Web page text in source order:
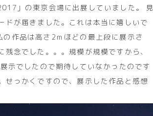
」の東京会場に出展していました。 見
ドが届きました。これは本当に嬉しいで
品は高さ2ｍほどの最上段に展示さ
念でした。。。規模が規模ですから、
示でしたので期待していなかったのです
せっかくですので、展示した作品と感想